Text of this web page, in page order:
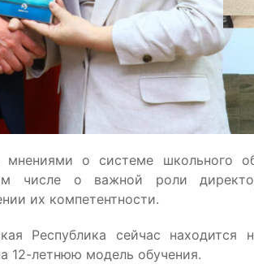
о системе школьного
числе о важной роли
их компетентности.
Республика сейчас находится
12-летнюю модель обучения.